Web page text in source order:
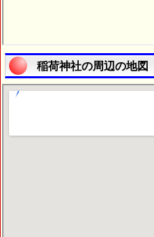
稲荷神社の周辺の地図